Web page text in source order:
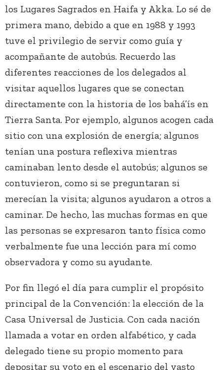
los Lugares Sagrados en Haifa y Akka. Lo sé de
primera mano, debido a que en 1988 y 1993
tuve el privilegio de servir como guía y
acompañante de autobús. Recuerdo las
diferentes reacciones de los delegados al
visitar aquellos lugares que se conectan
directamente con la historia de los bahá’ís en
Tierra Santa. Por ejemplo, algunos acogen cada
sitio con una explosión de energía; algunos
tenían una postura reflexiva mientras
caminaban lento desde el autobús; algunos se
contuvieron, como si se preguntaran si
merecían la visita; algunos ayudaron a otros a
caminar. De hecho, las muchas formas en que
las personas se expresaron tanto física como
verbalmente fue una lección para mí como
observadora y como su ayudante.
Por fin llegó el día para cumplir el propósito
principal de la Convención: la elección de la
Casa Universal de Justicia. Con cada nación
llamada a votar en orden alfabético, y cada
delegado tiene su propio momento para
depositar su voto en el escenario del vasto